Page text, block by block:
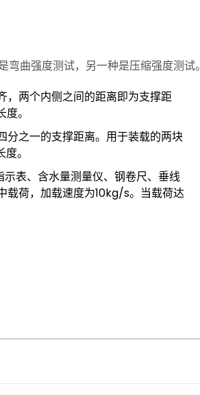
曲强度测试，另一种是压缩强度测试。
，两个内侧之间的距离即为支撑距
。
分之一的支撑距离。用于装载的两块
。
表、含水量测量仪、钢卷尺、垂线
载荷，加载速度为10kg/s。当载荷达